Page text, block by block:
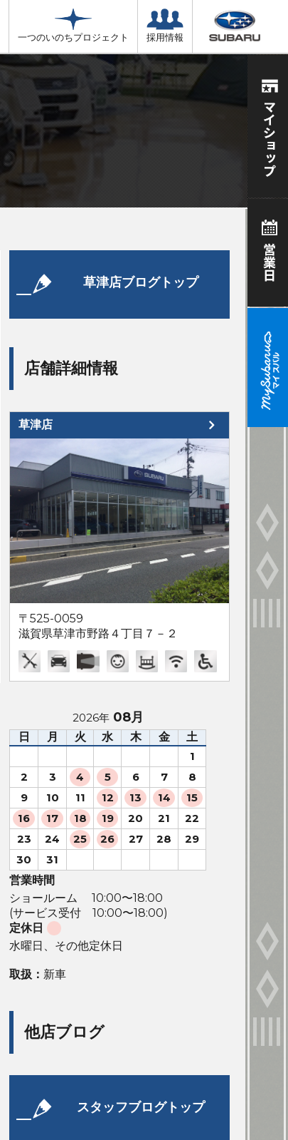
一つのいのちプロジェクト 採用情報
草津店ブログトップ
店舗詳細情報
草津店
〒525-0059
滋賀県草津市野路４丁目７－２
2026年 08月
日 月 火 水 木 金 土
1
2
3 4 5 6 7
8
9
10 11 12 13 14
15
16
17 18 19 20 21
22
23
24 25 26 27 28
29
30
31
営業時間
ショールーム 10:00〜18:00
(サービス受付 10:00〜18:00)
定休日
水曜日、その他定休日
取扱： 新車
他店ブログ
スタッフブログトップ